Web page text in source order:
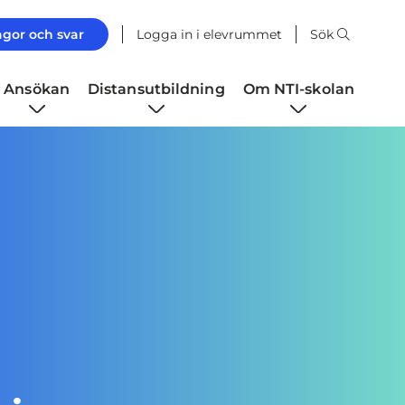
och svar Logga in i elevrummet Sök
Ansökan Distansutbildning Om NTI-skolan